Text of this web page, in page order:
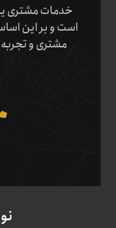
خدمات مشتری
است و بر این
مشتری و